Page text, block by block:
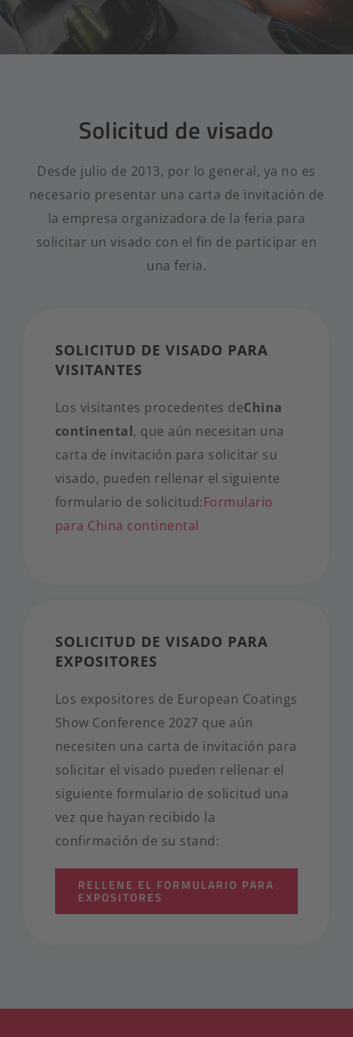
Solicitud de visado
Desde julio de 2013, por lo general, ya no es
necesario presentar una carta de invitación de
la empresa organizadora de la feria para
solicitar un visado con el fin de participar en
una feria.
SOLICITUD DE VISADO PARA
VISITANTES
Los visitantes procedentes deChina
continental, que aún necesitan una
carta de invitación para solicitar su
visado, pueden rellenar el siguiente
formulario de solicitud:Formulario
para China continental
SOLICITUD DE VISADO PARA
EXPOSITORES
Los expositores de European Coatings
Show Conference 2027 que aún
necesiten una carta de invitación para
solicitar el visado pueden rellenar el
siguiente formulario de solicitud una
vez que hayan recibido la
confirmación de su stand:
RELLENE EL FORMULARIO PARA
EXPOSITORES